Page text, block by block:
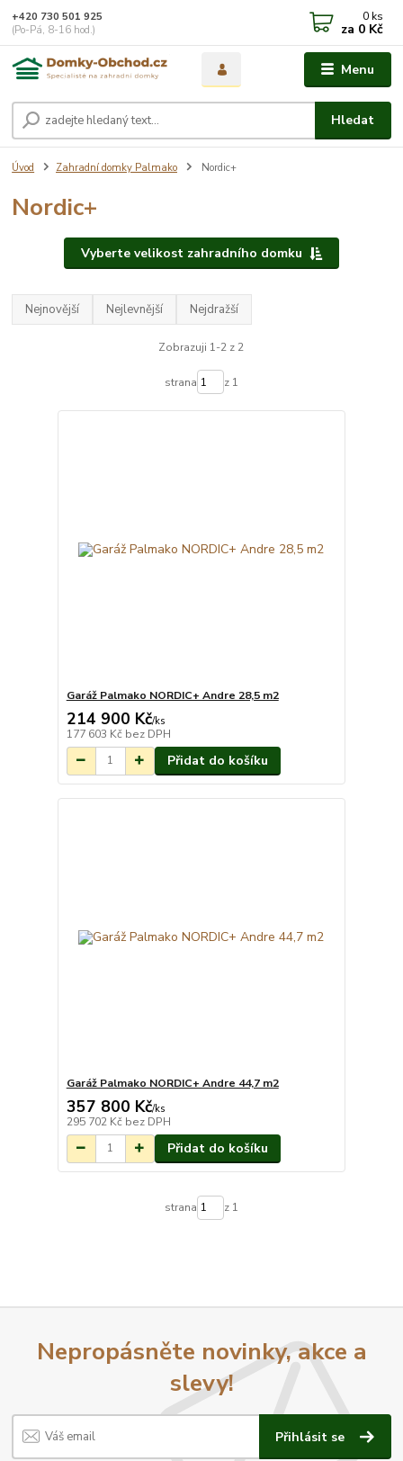
Menu
Hledat
+420 730 501 925
(Po-Pá, 8-16 hod.)
0 ks
za 0 Kč
Úvod Zahradní domky Palmako Nordic+
Nordic+
Vyberte velikost zahradního domku
Nejnovější Nejlevnější Nejdražší
Zobrazuji 1-2 z 2
strana z 1
Garáž Palmako NORDIC+ Andre 28,5 m2
214 900 Kč/ks
177 603 Kč bez DPH
Přidat do košíku
Garáž Palmako NORDIC+ Andre 44,7 m2
357 800 Kč/ks
295 702 Kč bez DPH
Přidat do košíku
strana z 1
Nepropásněte novinky, akce a
slevy!
Přihlásit se